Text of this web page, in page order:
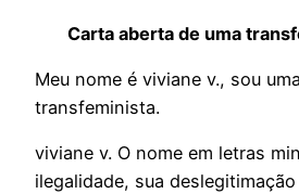
Carta aberta de uma
Meu nome é viviane v., sou
transfeminista.
viviane v. O nome em letras
ilegalidade, sua